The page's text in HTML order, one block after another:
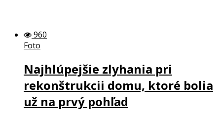
960
Foto
Najhlúpejšie zlyhania pri
rekonštrukcii domu, ktoré bolia
už na prvý pohľad